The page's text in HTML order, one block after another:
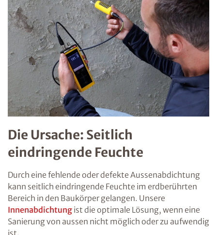
Die Ursache: Seitlich
eindringende Feuchte
Durch eine fehlende oder defekte Aussenabdichtung
kann seitlich eindringende Feuchte im erdberührten
Bereich in den Baukörper gelangen. Unsere
Innenabdichtung ist die optimale Lösung, wenn eine
Sanierung von aussen nicht möglich oder zu aufwendig
ist.